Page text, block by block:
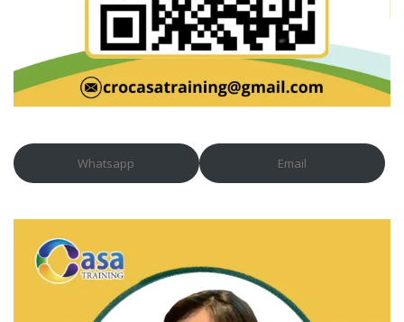
Whatsapp Email